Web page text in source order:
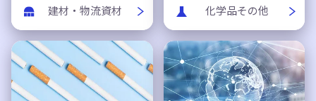
建材・物流資材 化学品その他